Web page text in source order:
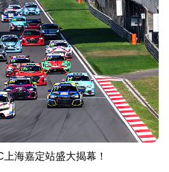
海嘉定站盛大揭幕！